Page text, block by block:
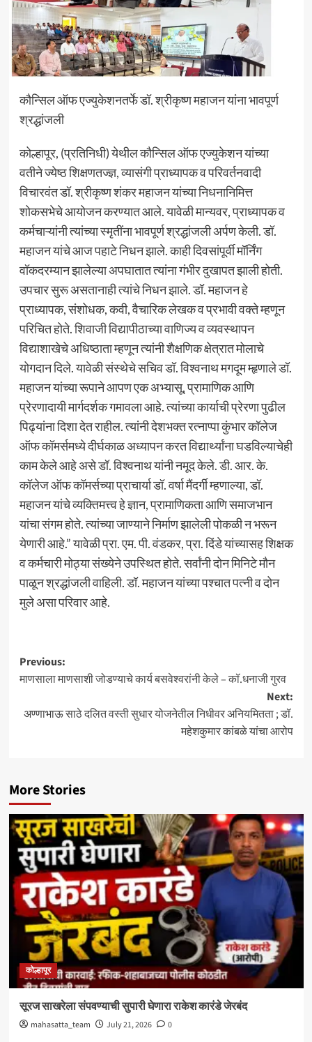
कौन्सिल ऑफ एज्युकेशनतर्फे डॉ. श्रीकृष्ण महाजन यांना भावपूर्ण
श्रद्धांजली
कोल्हापूर, (प्रतिनिधी) येथील कौन्सिल ऑफ एज्युकेशन यांच्या
वतीने ज्येष्ठ शिक्षणतज्ज्ञ, व्यासंगी प्राध्यापक व परिवर्तनवादी
विचारवंत डॉ. श्रीकृष्ण शंकर महाजन यांच्या निधनानिमित्त
शोकसभेचे आयोजन करण्यात आले. यावेळी मान्यवर, प्राध्यापक व
कर्मचाऱ्यांनी त्यांच्या स्मृतींना भावपूर्ण श्रद्धांजली अर्पण केली. डॉ.
महाजन यांचे आज पहाटे निधन झाले. काही दिवसांपूर्वी मॉर्निंग
वॉकदरम्यान झालेल्या अपघातात त्यांना गंभीर दुखापत झाली होती.
उपचार सुरू असतानाही त्यांचे निधन झाले. डॉ. महाजन हे
प्राध्यापक, संशोधक, कवी, वैचारिक लेखक व प्रभावी वक्ते म्हणून
परिचित होते. शिवाजी विद्यापीठाच्या वाणिज्य व व्यवस्थापन
विद्याशाखेचे अधिष्ठाता म्हणून त्यांनी शैक्षणिक क्षेत्रात मोलाचे
योगदान दिले. यावेळी संस्थेचे सचिव डॉ. विश्वनाथ मगदूम म्हृणाले डॉ.
महाजन यांच्या रूपाने आपण एक अभ्यासू, प्रामाणिक आणि
प्रेरणादायी मार्गदर्शक गमावला आहे. त्यांच्या कार्याची प्रेरणा पुढील
पिढ्यांना दिशा देत राहील. त्यांनी देशभक्त रत्नाप्पा कुंभार कॉलेज
ऑफ कॉमर्समध्ये दीर्घकाळ अध्यापन करत विद्यार्थ्यांना घडविल्याचेही
काम केले आहे असे डॉ. विश्वनाथ यांनी नमूद केले. डी. आर. के.
कॉलेज ऑफ कॉमर्सच्या प्राचार्या डॉ. वर्षा मैंदर्गी म्हणाल्या, डॉ.
महाजन यांचे व्यक्तिमत्त्व हे ज्ञान, प्रामाणिकता आणि समाजभान
यांचा संगम होते. त्यांच्या जाण्याने निर्माण झालेली पोकळी न भरून
येणारी आहे.” यावेळी प्रा. एम. पी. वंडकर, प्रा. दिंडे यांच्यासह शिक्षक
व कर्मचारी मोठ्या संख्येने उपस्थित होते. सर्वांनी दोन मिनिटे मौन
पाळून श्रद्धांजली वाहिली. डॉ. महाजन यांच्या पश्चात पत्नी व दोन
मुले असा परिवार आहे.
Post
navigation
Previous:
माणसाला माणसाशी जोडण्याचे कार्य बसवेश्वरांनी केले – कॉ.धनाजी गुरव
Next:
अण्णाभाऊ साठे दलित वस्ती सुधार योजनेतील निधीवर अनियमितता ; डॉ.
महेशकुमार कांबळे यांचा आरोप
More Stories
कोल्हापूर
सूरज साखरेला संपवण्याची सुपारी घेणारा राकेश कारंडे जेरबंद
mahasatta_team July 21, 2026 0